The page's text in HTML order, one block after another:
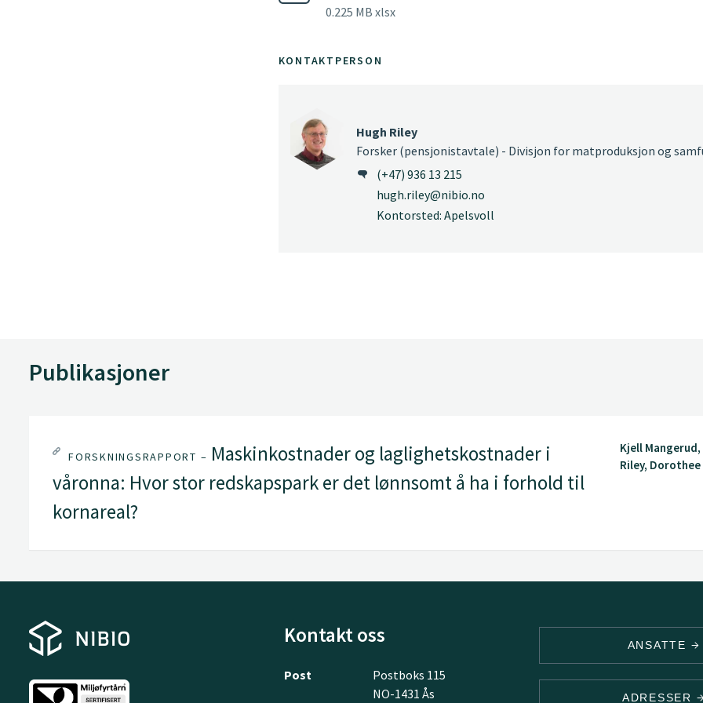
0.225 MB xlsx
KONTAKTPERSON
Hugh Riley
Forsker (pensjonistavtale) - Divisjon for matproduksjon og
(+47) 936 13 215
hugh.riley@nibio.no
Kontorsted: Apelsvoll
Publikasjoner
FORSKNINGSRAPPORT – Maskinkostnader og laglighetskostnader i
våronna: Hvor stor redskapspark er det lønnsomt å ha i forhold til
kornareal?
Kjell
Riley,
Kontakt oss
Post
Postboks 115
NO-1431 Ås
ANSATTE
ADRESSER